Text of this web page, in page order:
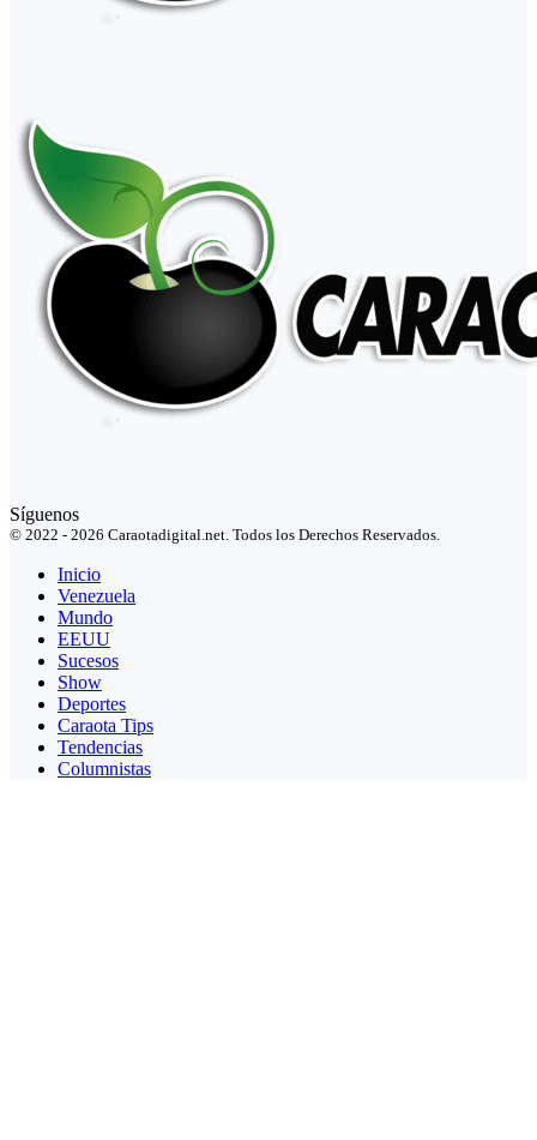
Síguenos
© 2022 - 2026 Caraotadigital.net. Todos los Derechos Reservados.
Inicio
Venezuela
Mundo
EEUU
Sucesos
Show
Deportes
Caraota Tips
Tendencias
Columnistas